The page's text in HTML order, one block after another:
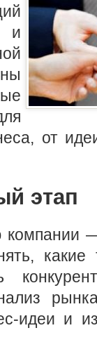
и
от
этап
какие
идеи и